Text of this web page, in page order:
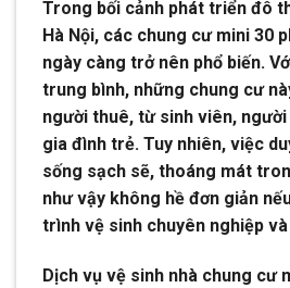
Trong bối cảnh phát triển đô
Hà Nội, các chung cư mini 30
ngày càng trở nên phổ biến.
trung bình, những chung cư
người thuê, từ sinh viên,
gia đình trẻ. Tuy nhiên, việc
sống sạch sẽ, thoáng mát
như vậy không hề đơn giản
trình vệ sinh chuyên nghiệp và
Dịch vụ vệ sinh nhà chung cư